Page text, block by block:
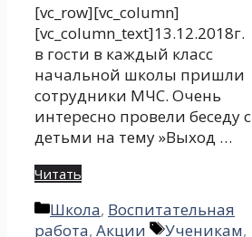
[vc_row][vc_column]
[vc_column_text]13.12.2018г.
в гости в каждый класс
начальной школы пришли
сотрудники МЧС. Очень
интересно провели беседу с
детьми на тему »Выход …
Читать
Рубрики
Школа, Воспитательная
работа, Акции Метки
Ученикам,